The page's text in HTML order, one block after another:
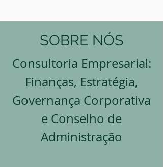
SOBRE NÓS
Consultoria Empresarial:
Finanças, Estratégia,
Governança Corporativa
e Conselho de
Administração